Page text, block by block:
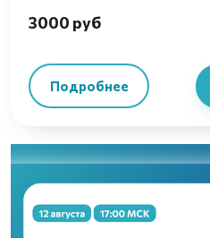
3000 руб
Подробнее